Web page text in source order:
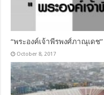
“พระองค์เจ้าพีรพงศ์ภาณุเดช
October 8, 2017